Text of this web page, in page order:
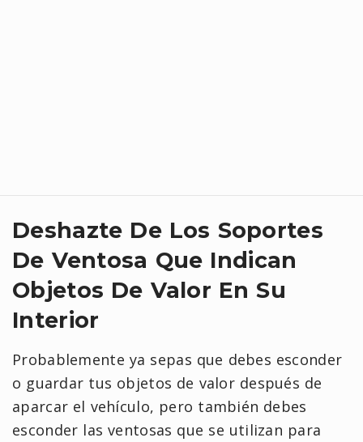
Deshazte De Los Soportes
De Ventosa Que Indican
Objetos De Valor En Su
Interior
Probablemente ya sepas que debes esconder
o guardar tus objetos de valor después de
aparcar el vehículo, pero también debes
esconder las ventosas que se utilizan para